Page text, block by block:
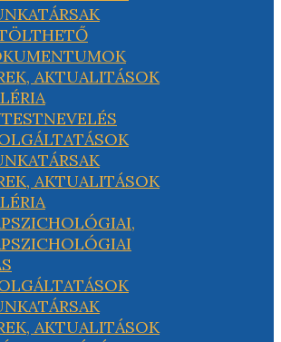
AKTUALITÁSOK
AKTUALITÁSOK
AKTUALITÁSOK